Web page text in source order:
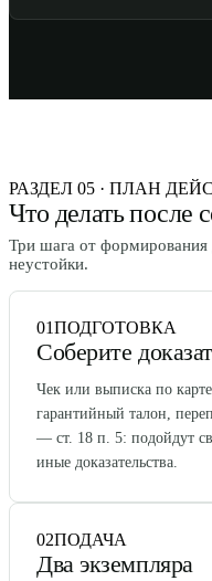
РАЗДЕЛ 05 · ПЛАН
Что делать после
Три шага от формирования
неустойки.
01ПОДГОТОВКА
Соберите
Чек или выписка по
гарантийный талон,
— ст. 18 п. 5: подойдут
иные доказательства.
02ПОДАЧА
Два экземпляра